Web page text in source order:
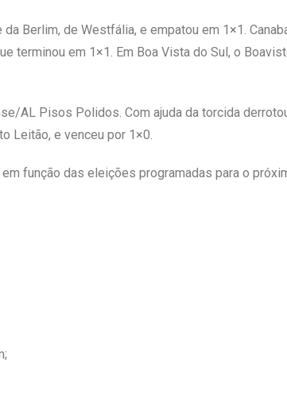
Berlim, de Westfália, e empatou em 1×1.
terminou em 1×1. Em Boa Vista do Sul, o
AL Pisos Polidos. Com ajuda da torcida
Leitão, e venceu por 1×0.
função das eleições programadas para o